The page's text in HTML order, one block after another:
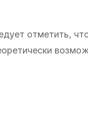
отметить,